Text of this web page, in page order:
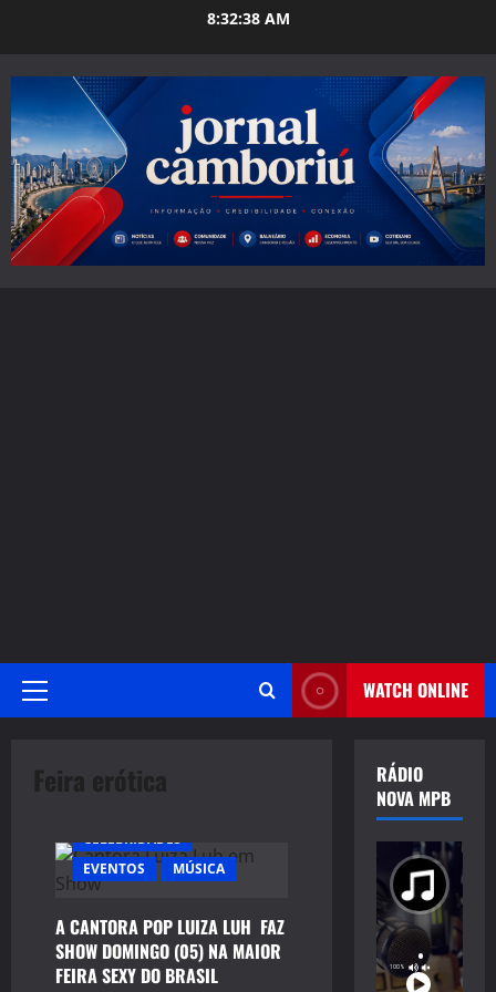
8:32:39 AM
Primary
WATCH ONLINE
Feira erótica
CELEBRIDADES
EVENTOS
MÚSICA
A CANTORA POP LUIZA LUH FAZ
SHOW DOMINGO (05) NA MAIOR
FEIRA SEXY DO BRASIL
RÁDIO
NOVA MPB